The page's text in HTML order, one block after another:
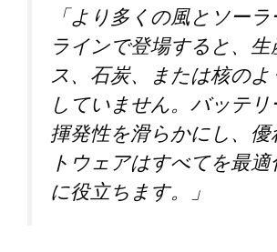
「より多くの風とソー
ラインで登場すると、
ス、石炭、または核の
していません。バッテ
揮発性を滑らかにし、
トウェアはすべてを最
に役立ちます。」